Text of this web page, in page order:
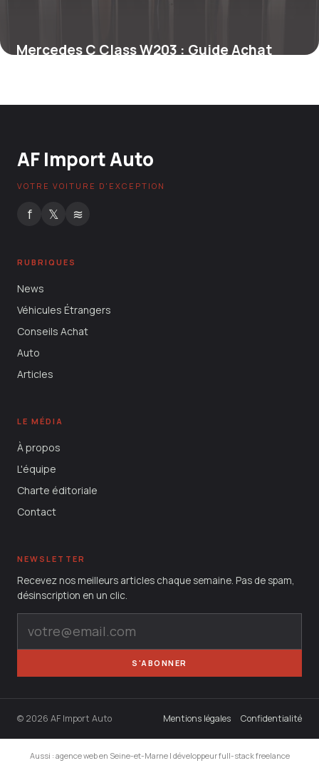
Mercedes C Class W203 : Guide Achat
AF Import Auto
VOTRE VOITURE D'EXCEPTION
f 𝕏 ≋
RUBRIQUES
News
Véhicules Étrangers
Conseils Achat
Auto
Articles
LE MÉDIA
À propos
L'équipe
Charte éditoriale
Contact
NEWSLETTER
Recevez nos meilleurs articles chaque semaine. Pas de spam,
désinscription en un clic.
S'ABONNER
© 2026 AF Import Auto Mentions légales Confidentialité
Aussi : agence web en Seine-et-Marne| développeur full-stack freelance